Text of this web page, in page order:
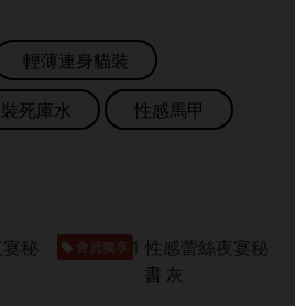
輕薄連身貓裝
死庫水 性感馬甲
會員獨享